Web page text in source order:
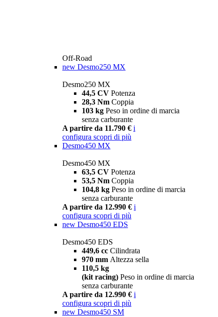
Off-Road
new Desmo250 MX
Desmo250 MX
44,5 CV Potenza
28,3 Nm Coppia
103 kg Peso in ordine di marcia
senza carburante
A partire da 11.790 € i
configura scopri di più
Desmo450 MX
Desmo450 MX
63,5 CV Potenza
53,5 Nm Coppia
104,8 kg Peso in ordine di marcia
senza carburante
A partire da 12.990 € i
configura scopri di più
new Desmo450 EDS
Desmo450 EDS
449,6 cc Cilindrata
970 mm Altezza sella
110,5 kg
(kit racing) Peso in ordine di marcia
senza carburante
A partire da 12.990 € i
configura scopri di più
new Desmo450 SM